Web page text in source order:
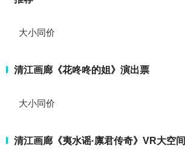
大小同价
清江画廊《花咚咚的姐》演出票
大小同价
清江画廊《夷水谣·廪君传奇》VR大空间